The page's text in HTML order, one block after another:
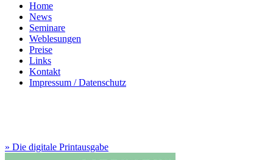
Home
News
Seminare
Weblesungen
Preise
Links
Kontakt
Impressum / Datenschutz
» Die digitale Printausgabe